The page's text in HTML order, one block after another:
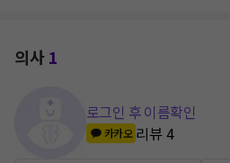
의사1
로그인 후 이름확인
카카오 리뷰4